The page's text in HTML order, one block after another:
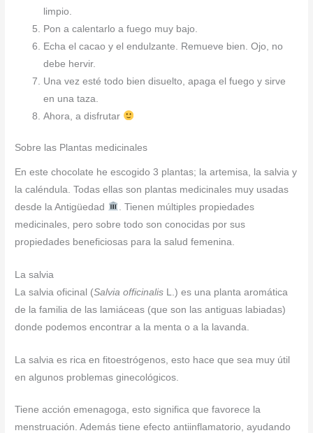
limpio.
Pon a calentarlo a fuego muy bajo.
Echa el cacao y el endulzante. Remueve bien. Ojo, no
debe hervir.
Una vez esté todo bien disuelto, apaga el fuego y sirve
en una taza.
Ahora, a disfrutar
Sobre las Plantas medicinales
En este chocolate he escogido 3 plantas; la artemisa, la salvia y
la caléndula. Todas ellas son plantas medicinales muy usadas
desde la Antigüedad
. Tienen múltiples propiedades
medicinales, pero sobre todo son conocidas por sus
propiedades beneficiosas para la salud femenina.
La salvia
La salvia oficinal (Salvia officinalis L.) es una planta aromática
de la familia de las lamiáceas (que son las antiguas labiadas)
donde podemos encontrar a la menta o a la lavanda.
La salvia es rica en fitoestrógenos, esto hace que sea muy útil
en algunos problemas ginecológicos.
Tiene acción emenagoga, esto significa que favorece la
menstruación. Además tiene efecto antiinflamatorio, ayudando